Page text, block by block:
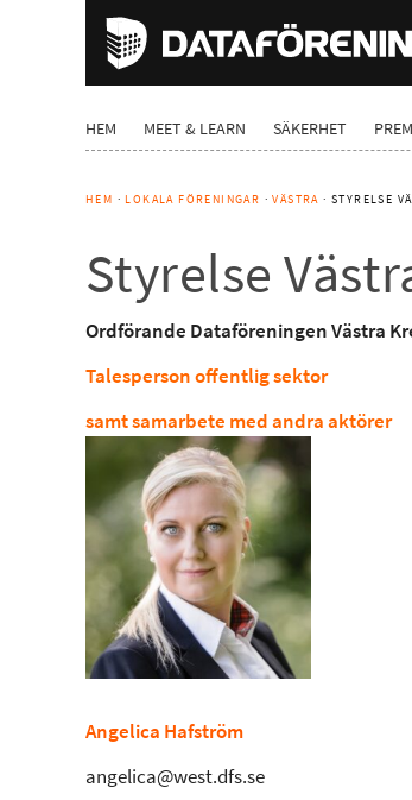
HEM MEET & LEARN SÄKERHET
HEM ·LOKALA FÖRENINGAR ·VÄSTRA · STYRELSE
Styrelse
Ordförande Dataföreningen Västra
Talesperson offentlig sektor
samt samarbete med andra aktörer
Angelica Hafström
angelica@west.dfs.se